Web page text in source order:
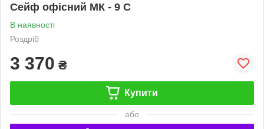
Сейф офісний МК - 9 С
В наявності
Роздріб
3 370 ₴
Купити
або